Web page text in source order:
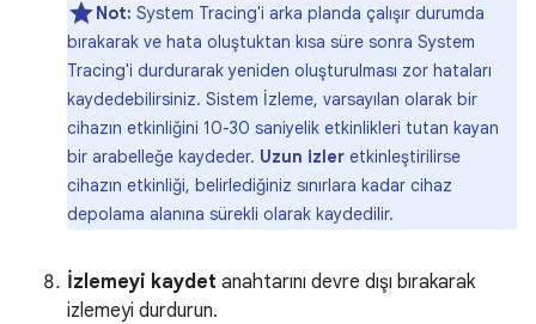
Not: System Tracing'i arka planda çalışır durumda
bırakarak ve hata oluştuktan kısa süre sonra System
Tracing'i durdurarak yeniden oluşturulması zor hataları
kaydedebilirsiniz. Sistem İzleme, varsayılan olarak bir
cihazın etkinliğini 10-30 saniyelik etkinlikleri tutan kayan
bir arabelleğe kaydeder. Uzun izler etkinleştirilirse
cihazın etkinliği, belirlediğiniz sınırlara kadar cihaz
depolama alanına sürekli olarak kaydedilir.
İzlemeyi kaydet anahtarını devre dışı bırakarak
izlemeyi durdurun.